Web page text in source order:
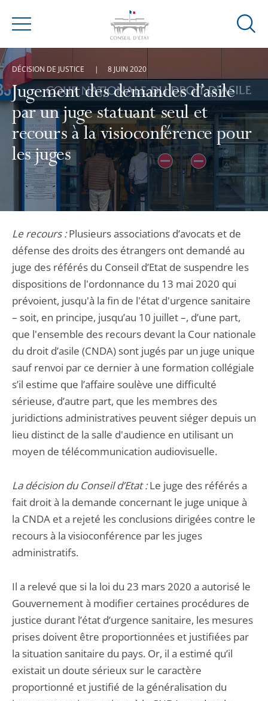
Menu
Ouvrir
Jugement des demandes d’asile
par un juge statuant seul et
recours à la visioconférence pour
les juges
DÉCISION DE JUSTICE 8 JUIN 2020
Le recours :Plusieurs associations d’avocats et de
défense des droits des étrangers ont demandé au
juge des référés du Conseil d’Etat de suspendre les
dispositions de l'ordonnance du 13 mai 2020 qui
prévoient, jusqu'à la fin de l'état d'urgence sanitaire
– soit, en principe, jusqu’au 10 juillet –, d’une part,
que l'ensemble des recours devant la Cour nationale
du droit d’asile (CNDA) sont jugés par un juge unique
sauf renvoi par ce dernier à une formation collégiale
s’il estime que l’affaire soulève une difficulté
sérieuse, d’autre part, que les membres des
juridictions administratives peuvent siéger depuis un
lieu distinct de la salle d'audience en utilisant un
moyen de télécommunication audiovisuelle.
La décision du Conseil d’Etat :Le juge des référés a
fait droit à la demande concernant le juge unique à
la CNDA et a rejeté les conclusions dirigées contre le
recours à la visioconférence par les juges
administratifs.
Il a relevé que si la loi du 23 mars 2020 a autorisé le
Gouvernement à modifier certaines procédures de
justice durant l’état d’urgence sanitaire, les mesures
prises doivent être proportionnées et justifiées par
la situation sanitaire du pays. Or, il a estimé qu’il
existait un doute sérieux sur le caractère
proportionné et justifié de la généralisation du